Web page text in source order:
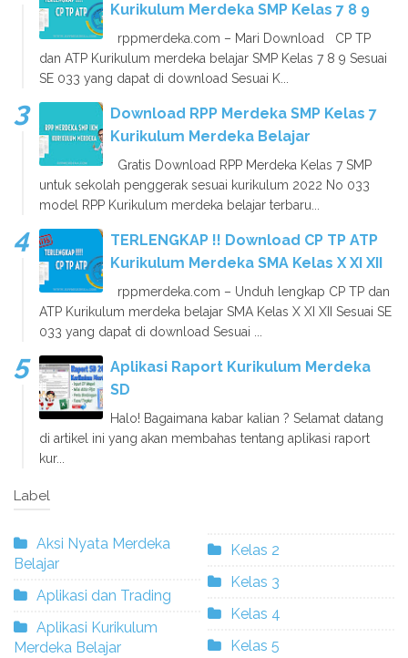
Kurikulum Merdeka SMP Kelas 7 8 9
rppmerdeka.com – Mari Download CP TP
dan ATP Kurikulum merdeka belajar SMP Kelas 7 8 9 Sesuai
SE 033 yang dapat di download Sesuai K...
Download RPP Merdeka SMP Kelas 7
Kurikulum Merdeka Belajar
Gratis Download RPP Merdeka Kelas 7 SMP
untuk sekolah penggerak sesuai kurikulum 2022 No 033
model RPP Kurikulum merdeka belajar terbaru...
TERLENGKAP !! Download CP TP ATP
Kurikulum Merdeka SMA Kelas X XI XII
rppmerdeka.com – Unduh lengkap CP TP dan
ATP Kurikulum merdeka belajar SMA Kelas X XI XII Sesuai SE
033 yang dapat di download Sesuai ...
Aplikasi Raport Kurikulum Merdeka
SD
Halo! Bagaimana kabar kalian ? Selamat datang
di artikel ini yang akan membahas tentang aplikasi raport
kur...
Label
Aksi Nyata Merdeka
Belajar
Aplikasi dan Trading
Aplikasi Kurikulum
Merdeka Belajar
Kelas 2
Kelas 3
Kelas 4
Kelas 5